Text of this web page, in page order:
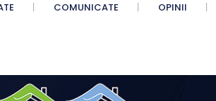
COMUNICATE OPINII